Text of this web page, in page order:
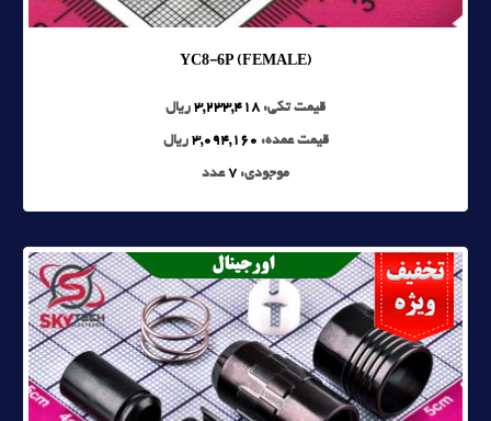
YC8-6P (FEMALE)
قیمت تکی: 3,233,418 ریال
قیمت عمده: 3,094,160 ریال
موجودی: 7عدد